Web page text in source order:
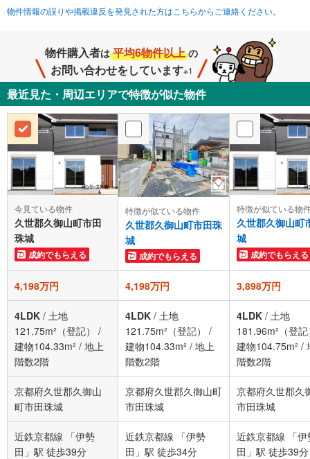
物件情報の誤りや掲載違反を発見された方はこちらからご連絡ください。
物件購入者は 平均6物件以上 の
お問い合わせをしています※1
最近見た・周辺エリアで特徴が似た物件
今見ている物件
久世郡久御山町市田
珠城
成約でもらえる
特徴が似ている物件
久世郡久御山町市田珠
城
成約でもらえる
特徴が似ている物
久世郡久御山町
城
成約でもらえる
4,198万円 4,198万円 3,898万円
4LDK / 土地
121.75m²（登記）
/
建物104.33m² / 地上
階数2階
4LDK / 土地
121.75m²（登記）
/
建物104.33m² / 地上
階数2階
4LDK / 土地
181.96m²（登
建物104.75m² /
階数2階
京都府久世郡久御山
町市田珠城
京都府久世郡久御山町
市田珠城
京都府久世郡久
市田珠城
近鉄京都線 「伊勢
田」駅 徒歩39分
近鉄京都線 「伊勢
田」駅 徒歩34分
近鉄京都線 「伊
田」駅 徒歩39分